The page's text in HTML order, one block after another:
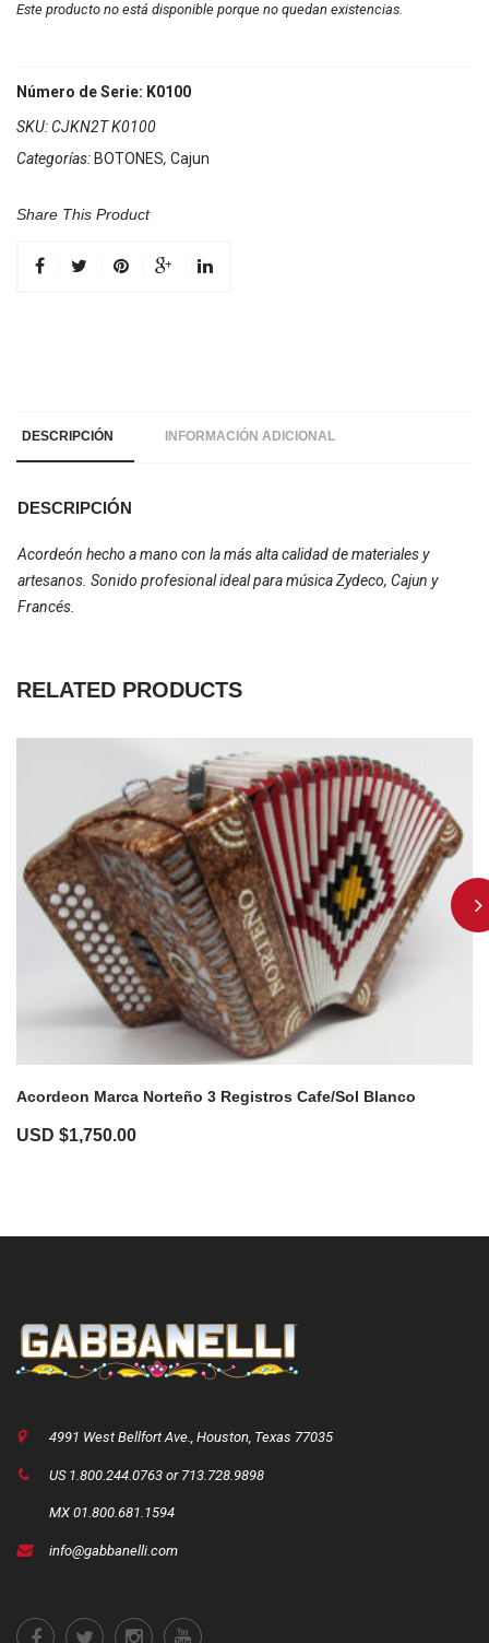
Este producto no está disponible porque no quedan existencias.
Número de Serie: K0100
SKU:CJKN2T K0100
Categorías: BOTONES, Cajun
Share This Product
DESCRIPCIÓN INFORMACIÓN ADICIONAL
DESCRIPCIÓN
Acordeón hecho a mano con la más alta calidad de materiales y
artesanos. Sonido profesional ideal para música Zydeco, Cajun y
Francés.
RELATED PRODUCTS
Acordeon Marca Norteño 3 Registros Cafe/Sol Blanco
USD $1,750.00
4991 West Bellfort Ave., Houston, Texas 77035
US 1.800.244.0763 or 713.728.9898
MX 01.800.681.1594
info@gabbanelli.com